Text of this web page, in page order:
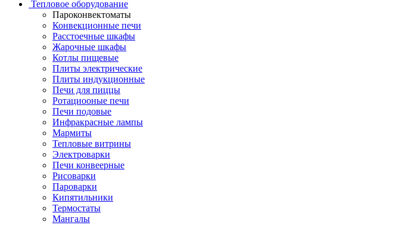
Тепловое оборудование
Пароконвектоматы
Конвекционные печи
Расстоечные шкафы
Жарочные шкафы
Котлы пищевые
Плиты электрические
Плиты индукционные
Печи для пиццы
Ротациооные печи
Печи подовые
Инфракрасные лампы
Мармиты
Тепловые витрины
Электроварки
Печи конвеерные
Рисоварки
Пароварки
Кипятильники
Термостаты
Мангалы